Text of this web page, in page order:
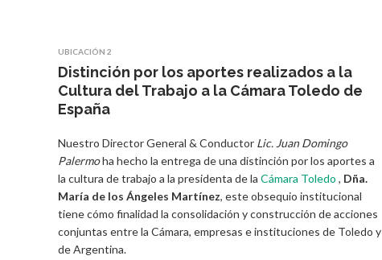
UBICACIÓN 2
Distinción por los aportes realizados a la
Cultura del Trabajo a la Cámara Toledo de
España
Nuestro Director General & Conductor Lic. Juan Domingo
Palermoha hecho la entrega de una distinción por los aportes a
la cultura de trabajo a la presidenta de la Cámara Toledo , Dña.
María de los Ángeles Martínez, este obsequio institucional
tiene cómo finalidad la consolidación y construcción de acciones
conjuntas entre la Cámara, empresas e instituciones de Toledo y
de Argentina.